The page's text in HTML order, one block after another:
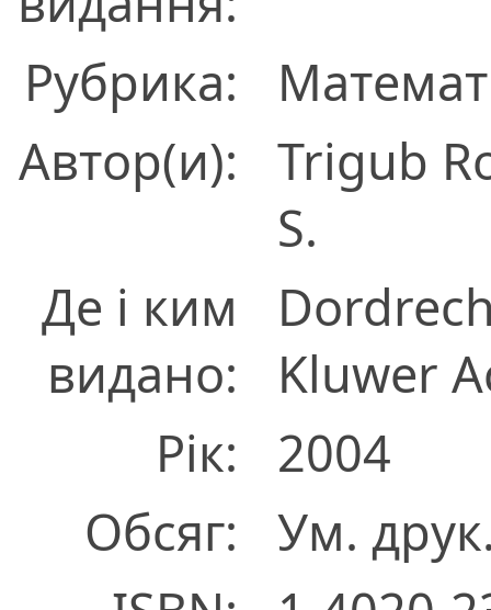
Рубрика:
Автор(и):
Trigub
S.
Де і ким
видано:
Kluwer
Рік:
2004
Обсяг:
Ум.